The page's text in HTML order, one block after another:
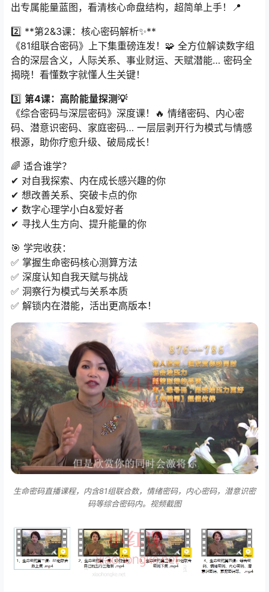
出专属能量蓝图，看清核心命盘结构，超简单上手！📍
2️⃣ ​**第2&3课：核心密码解析✨**​
《81组联合密码》上下集重磅连发！🧩 全方位解读数字组
合的深层含义，人际关系、事业财运、天赋潜能… 密码全
揭晓！看懂数字就懂人生关键！
3️⃣ ​ 第4课：高阶能量探测💡
《综合密码与深层密码》深度课！🔥 情绪密码、内心密
码、潜意识密码、家庭密码… 一层层剥开行为模式与情感
根源，助你疗愈升级、破局成长！
🌈 适合谁学？
✔ 对自我探索、内在成长感兴趣的你
✔ 想改善关系、突破卡点的你
✔ 数字心理学小白&爱好者
✔ 寻找人生方向、提升能量的你
🎯 学完收获：
✅ 掌握生命密码核心测算方法
✅ 深度认知自我天赋与挑战
✅ 洞察行为模式与关系本质
✅ 解锁内在潜能，活出更高版本！
生命密码直播课程，内含81组联合数，情绪密码，内心密码，潜意识密
码等综合密码内。视频截图